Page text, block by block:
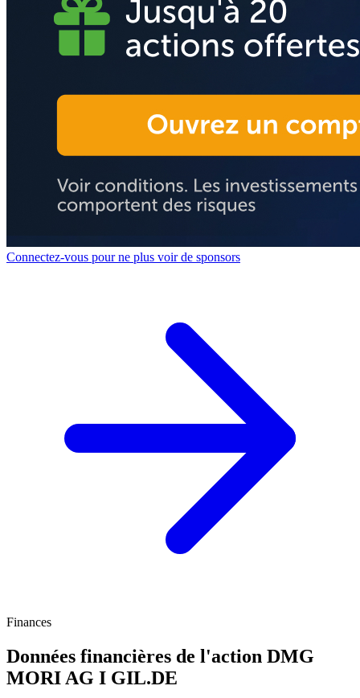
Connectez-vous pour ne plus voir de sponsors
Finances
Données financières de l'action DMG
MORI AG I GIL.DE